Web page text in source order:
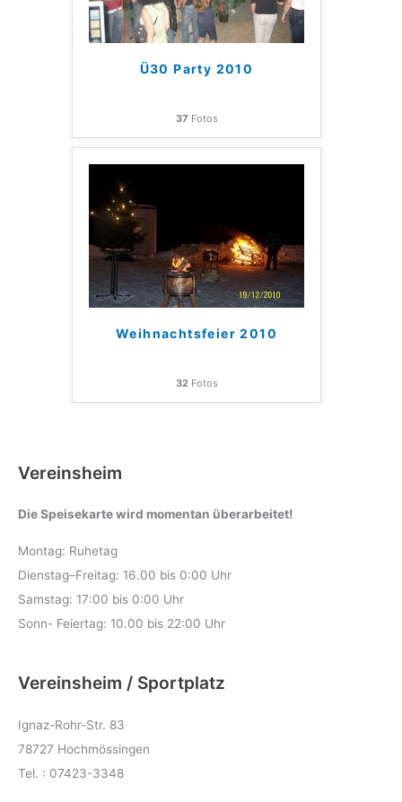
Ü30 Party 2010
37 Fotos
Weihnachtsfeier 2010
32 Fotos
Vereinsheim
Die Speisekarte wird momentan überarbeitet!
Montag: Ruhetag
Dienstag–Freitag: 16.00 bis 0:00 Uhr
Samstag: 17:00 bis 0:00 Uhr
Sonn- Feiertag: 10.00 bis 22:00 Uhr
Vereinsheim / Sportplatz
Ignaz-Rohr-Str. 83
78727 Hochmössingen
Tel. : 07423-3348